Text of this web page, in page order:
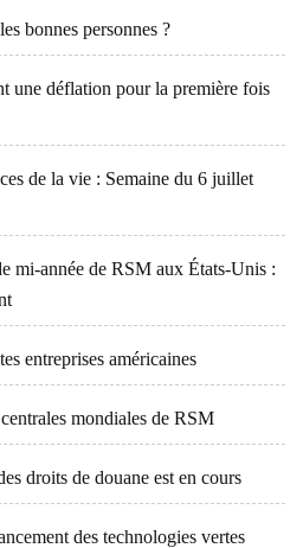
bonnes personnes ?
une déflation pour la première fois
de la vie : Semaine du 6 juillet
mi-année de RSM aux États-Unis :
entreprises américaines
mondiales de RSM
droits de douane est en cours
des technologies vertes